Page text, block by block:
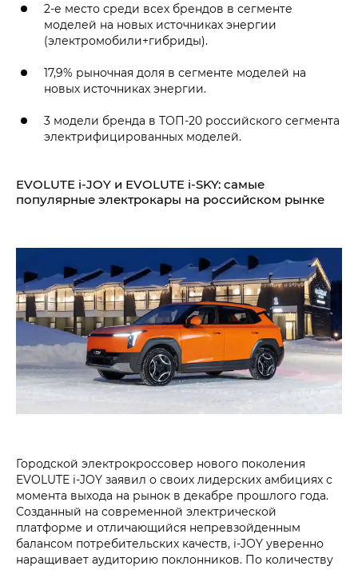
2-е место среди всех брендов в сегменте
моделей на новых источниках энергии
(электромобили+гибриды).
17,9% рыночная доля в сегменте моделей на
новых источниках энергии.
3 модели бренда в ТОП-20 российского сегмента
электрифицированных моделей.
EVOLUTE i‑JOY и EVOLUTE i‑SKY: самые
популярные электрокары на российском рынке
Городской электрокроссовер нового поколения
EVOLUTE i‑JOY заявил о своих лидерских амбициях с
момента выхода на рынок в декабре прошлого года.
Созданный на современной электрической
платформе и отличающийся непревзойденным
балансом потребительских качеств, i‑JOY уверенно
наращивает аудиторию поклонников. По количеству